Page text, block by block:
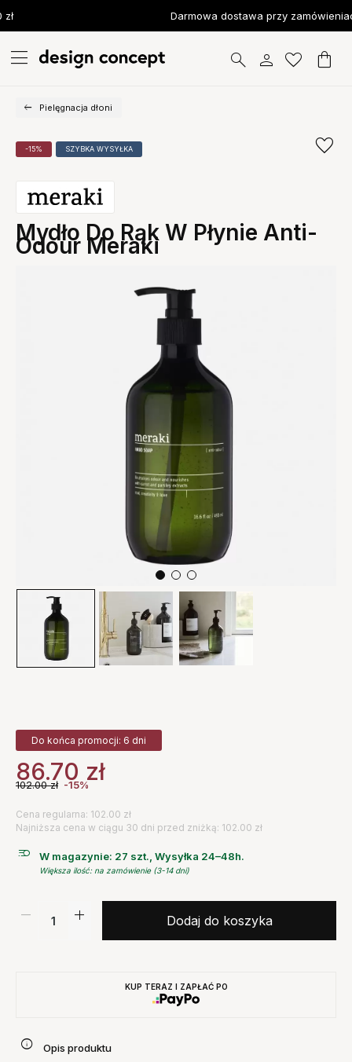
Darmowa dostawa przy
Pielęgnacja dłoni
-15% SZYBKA WYSYŁKA
Mydło Do Rąk W Płynie Anti-
Odour Meraki
Do końca promocji: 6 dni
86.70 zł
102.00zł -15%
Cena regularna: 102.00 zł
Najniższa cena w ciągu 30 dni przed zniżką: 102.00 zł
W magazynie: 27 szt., Wysyłka 24–48h.
Większa ilość: na zamówienie (3-14 dni)
Dodaj do koszyka
KUP TERAZ I ZAPŁAĆ PO
Opis produktu